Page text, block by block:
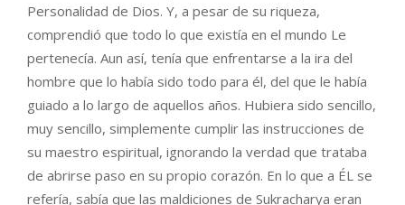
Personalidad de Dios. Y, a pesar de su riqueza,
comprendió que todo lo que existía en el mundo Le
pertenecía. Aun así, tenía que enfrentarse a la ira del
hombre que lo había sido todo para él, del que le había
guiado a lo largo de aquellos años. Hubiera sido sencillo,
muy sencillo, simplemente cumplir las instrucciones de
su maestro espiritual, ignorando la verdad que trataba
de abrirse paso en su propio corazón. En lo que a ÉL se
refería, sabía que las maldiciones de Sukracharya eran